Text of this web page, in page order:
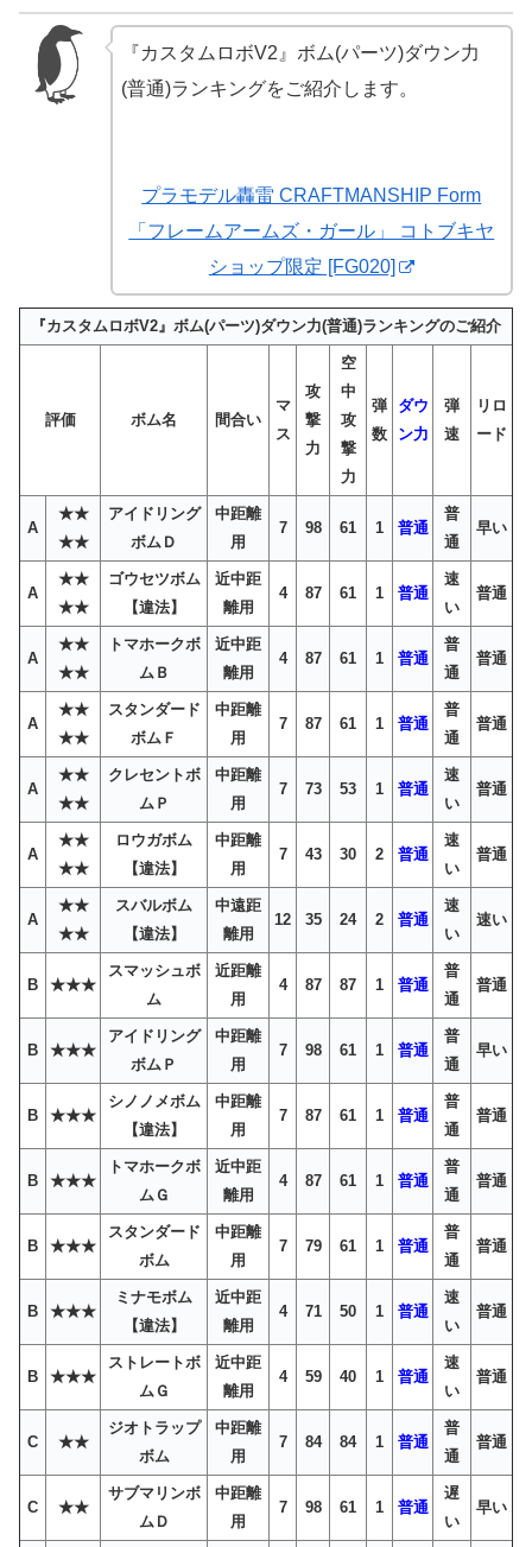
『カスタムロボV2』ボム(パーツ)ダウン力
(普通)ランキングをご紹介します。
プラモデル轟雷 CRAFTMANSHIP Form
「フレームアームズ・ガール」 コトブキヤ
ショップ限定 [FG020]
『カスタムロボV2』ボム(パーツ)ダウン力(普通)ランキングのご紹介
評価 ボム名 間合い
マ
ス
攻
撃
力
空
中
攻
撃
力
弾
数
ダウ
ン力
弾
速
リロ
ード
A
★★
★★
アイドリング
ボムＤ
中距離
用
7 98 61 1 普通
普
通
早い
A
★★
★★
ゴウセツボム
【違法】
近中距
離用
4 87 61 1 普通
速
い
普通
A
★★
★★
トマホークボ
ムＢ
近中距
離用
4 87 61 1 普通
普
通
普通
A
★★
★★
スタンダード
ボムＦ
中距離
用
7 87 61 1 普通
普
通
普通
A
★★
★★
クレセントボ
ムＰ
中距離
用
7 73 53 1 普通
速
い
普通
A
★★
★★
ロウガボム
【違法】
中距離
用
7 43 30 2 普通
速
い
普通
A
★★
★★
スバルボム
【違法】
中遠距
離用
12 35 24 2 普通
速
い
速い
B ★★★
スマッシュボ
ム
近距離
用
4 87 87 1 普通
普
通
普通
B ★★★
アイドリング
ボムＰ
中距離
用
7 98 61 1 普通
普
通
早い
B ★★★
シノノメボム
【違法】
中距離
用
7 87 61 1 普通
普
通
普通
B ★★★
トマホークボ
ムＧ
近中距
離用
4 87 61 1 普通
普
通
普通
B ★★★
スタンダード
ボム
中距離
用
7 79 61 1 普通
普
通
普通
B ★★★
ミナモボム
【違法】
近中距
離用
4 71 50 1 普通
速
い
普通
B ★★★
ストレートボ
ムＧ
近中距
離用
4 59 40 1 普通
速
い
普通
C ★★
ジオトラップ
ボム
中距離
用
7 84 84 1 普通
普
通
普通
C ★★
サブマリンボ
ムＤ
中距離
用
7 98 61 1 普通
遅
い
早い